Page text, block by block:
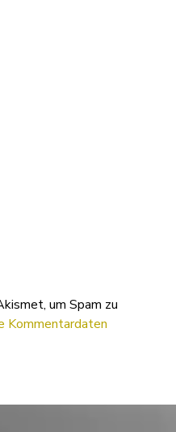
um Spam zu
Kommentardaten